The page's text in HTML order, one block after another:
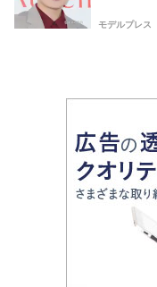
モデルプレス